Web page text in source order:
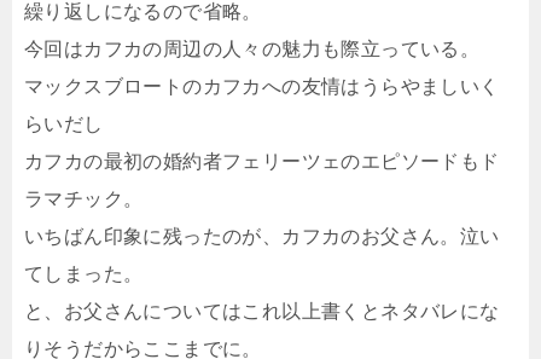
繰り返しになるので省略。
今回はカフカの周辺の人々の魅力も際立っている。
マックスブロートのカフカへの友情はうらやましいく
らいだし
カフカの最初の婚約者フェリーツェのエピソードもド
ラマチック。
いちばん印象に残ったのが、カフカのお父さん。泣い
てしまった。
と、お父さんについてはこれ以上書くとネタバレにな
りそうだからここまでに。